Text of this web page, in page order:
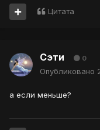
Цитата
Сэти 0
Опубликовано
а если меньше?